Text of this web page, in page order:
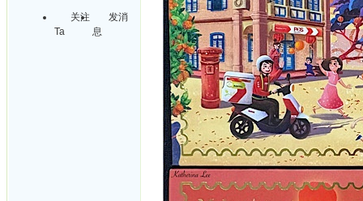
关注
Ta
发消
息